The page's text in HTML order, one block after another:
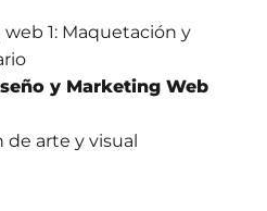
1: Maquetación y
y Marketing Web
de arte y visual